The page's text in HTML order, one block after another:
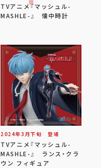
TVアニメ『マッシュル-
MASHLE-』 懐中時計
2024年3 月下旬 登場
TVアニメ『マッシュル-
MASHLE-』 ランス・クラ
ウン フィギュア